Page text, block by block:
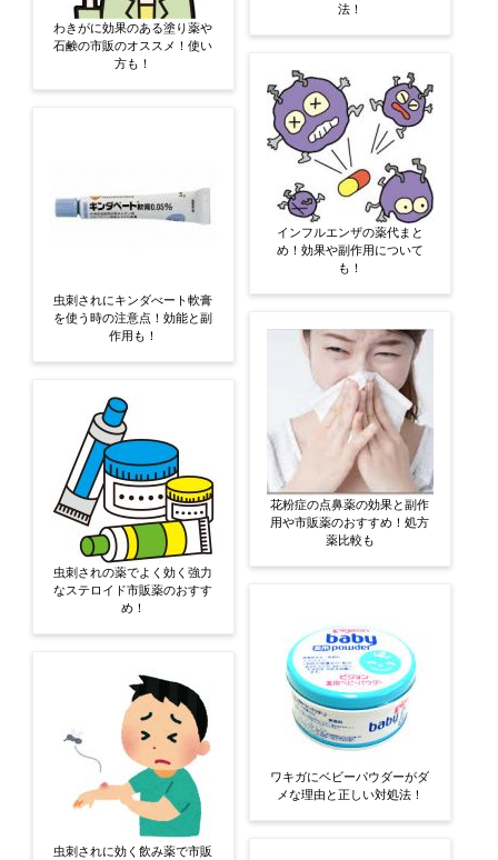
わきがに効果のある塗り薬や
石鹸の市販のオススメ！使い
方も！
虫刺されにキンダべート軟膏
を使う時の注意点！効能と副
作用も！
虫刺されの薬でよく効く強力
なステロイド市販薬のおすす
め！
虫刺されに効く飲み薬で市販
法！
インフルエンザの薬代まと
め！効果や副作用について
も！
花粉症の点鼻薬の効果と副作
用や市販薬のおすすめ！処方
薬比較も
ワキガにベビーパウダーがダ
メな理由と正しい対処法！